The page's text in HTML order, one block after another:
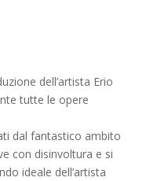
dell’artista Erio
tutte le opere
dal fantastico ambito
con disinvoltura e si
ideale dell’artista